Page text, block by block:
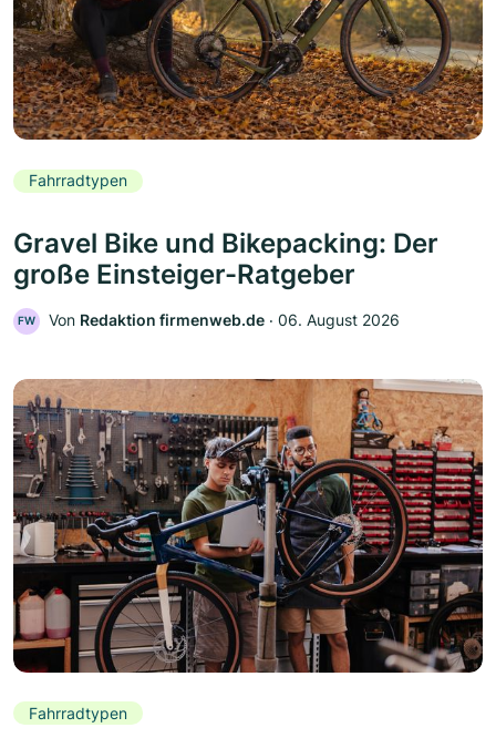
Fahrradtypen
Gravel Bike und Bikepacking: Der
große Einsteiger-Ratgeber
FW Von Redaktion firmenweb.de ‧ 06. August 2026
Fahrradtypen